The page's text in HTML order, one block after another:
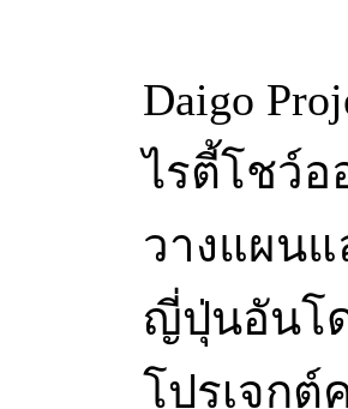
Daigo
ไรตี้โชว์อ
วางแผนแ
ญี่ปุ่นอันโ
โปรเจกต์